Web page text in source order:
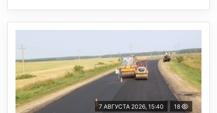
7 АВГУСТА 2026, 15:40 18